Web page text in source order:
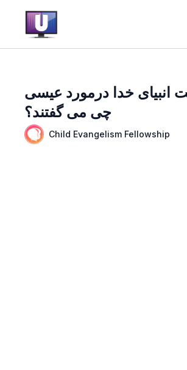
خدا درمورد عیسی
چی می گفتند؟
Child Evangelism Fellowship